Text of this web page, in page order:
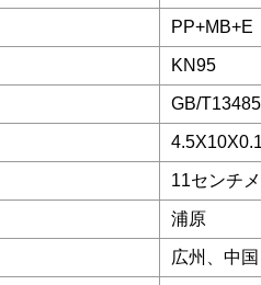
PP+MB+E
KN95
GB/T13485
11センチ
浦原
広州、中国